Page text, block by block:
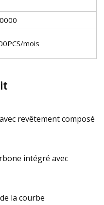
mois
revêtement composé
intégré avec
la courbe